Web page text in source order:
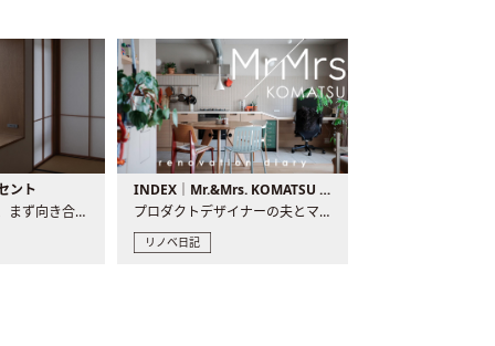
ント
現場が始まるとき、まず向き合うものの一つがコンセントです..
INDEX｜Mr.&Mrs. KOMATSU renovation diary
プロダクトデザイナーの夫とマーチャンダイザーの妻が、夫婦で..
リノベ日記